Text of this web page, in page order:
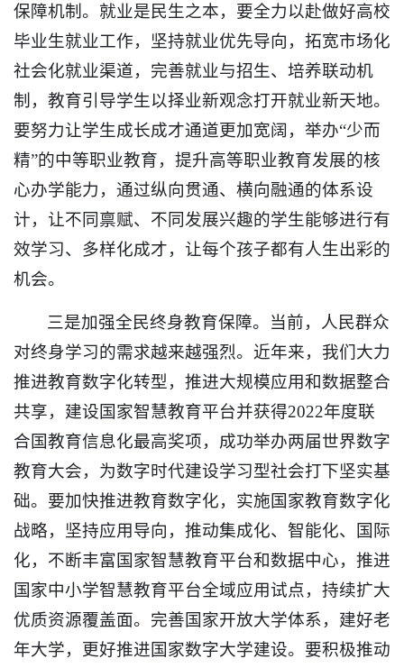
保障机制。就业是民生之本，要全力以赴做好高校
毕业生就业工作，坚持就业优先导向，拓宽市场化
社会化就业渠道，完善就业与招生、培养联动机
制，教育引导学生以择业新观念打开就业新天地。
要努力让学生成长成才通道更加宽阔，举办“少而
精”的中等职业教育，提升高等职业教育发展的核
心办学能力，通过纵向贯通、横向融通的体系设
计，让不同禀赋、不同发展兴趣的学生能够进行有
效学习、多样化成才，让每个孩子都有人生出彩的
机会。
三是加强全民终身教育保障。当前，人民群众
对终身学习的需求越来越强烈。近年来，我们大力
推进教育数字化转型，推进大规模应用和数据整合
共享，建设国家智慧教育平台并获得2022年度联
合国教育信息化最高奖项，成功举办两届世界数字
教育大会，为数字时代建设学习型社会打下坚实基
础。要加快推进教育数字化，实施国家教育数字化
战略，坚持应用导向，推动集成化、智能化、国际
化，不断丰富国家智慧教育平台和数据中心，推进
国家中小学智慧教育平台全域应用试点，持续扩大
优质资源覆盖面。完善国家开放大学体系，建好老
年大学，更好推进国家数字大学建设。要积极推动